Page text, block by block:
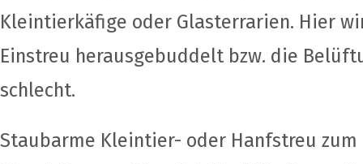
Kleintierkäfige oder Glasterrarien. Hier
Einstreu herausgebuddelt bzw. die
schlecht.
Staubarme Kleintier- oder Hanfstreu zum